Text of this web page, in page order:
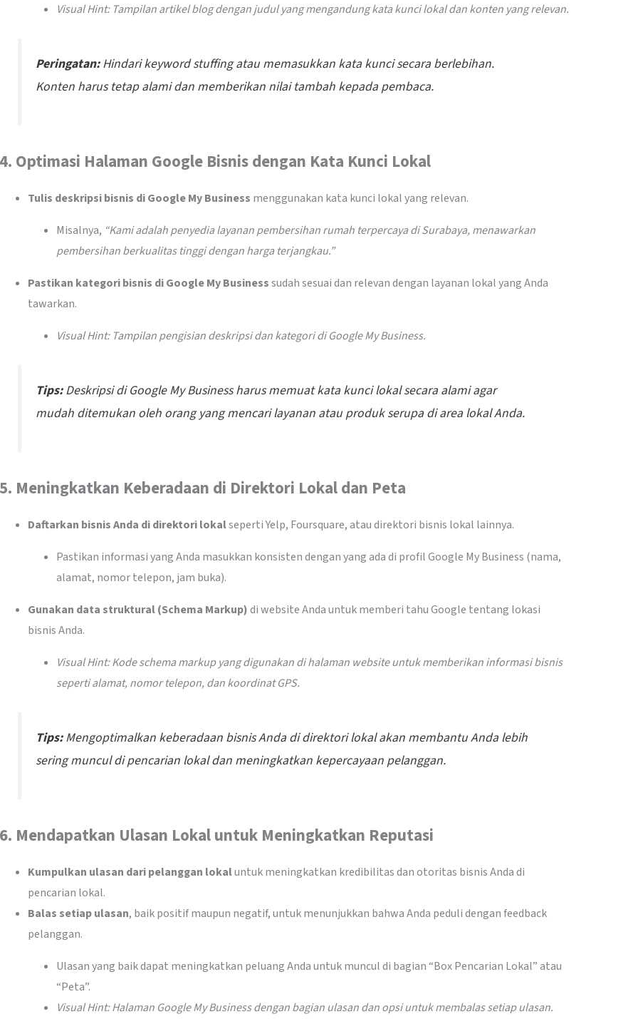
Visual Hint: Tampilan artikel blog dengan judul yang mengandung kata kunci lokal dan konten yang relevan.
Peringatan:Hindari keyword stuffing atau memasukkan kata kunci secara berlebihan.
Konten harus tetap alami dan memberikan nilai tambah kepada pembaca.
4. Optimasi Halaman Google Bisnis dengan Kata Kunci Lokal
Tulis deskripsi bisnis di Google My Business menggunakan kata kunci lokal yang relevan.
Misalnya, “Kami adalah penyedia layanan pembersihan rumah terpercaya di Surabaya, menawarkan
pembersihan berkualitas tinggi dengan harga terjangkau.”
Pastikan kategori bisnis di Google My Businesssudah sesuai dan relevan dengan layanan lokal yang Anda
tawarkan.
Visual Hint: Tampilan pengisian deskripsi dan kategori di Google My Business.
Tips:Deskripsi di Google My Business harus memuat kata kunci lokal secara alami agar
mudah ditemukan oleh orang yang mencari layanan atau produk serupa di area lokal Anda.
5. Meningkatkan Keberadaan di Direktori Lokal dan Peta
Daftarkan bisnis Anda di direktori lokalseperti Yelp, Foursquare, atau direktori bisnis lokal lainnya.
Pastikan informasi yang Anda masukkan konsisten dengan yang ada di profil Google My Business (nama,
alamat, nomor telepon, jam buka).
Gunakan data struktural (Schema Markup)di website Anda untuk memberi tahu Google tentang lokasi
bisnis Anda.
Visual Hint: Kode schema markup yang digunakan di halaman website untuk memberikan informasi bisnis
seperti alamat, nomor telepon, dan koordinat GPS.
Tips:Mengoptimalkan keberadaan bisnis Anda di direktori lokal akan membantu Anda lebih
sering muncul di pencarian lokal dan meningkatkan kepercayaan pelanggan.
6. Mendapatkan Ulasan Lokal untuk Meningkatkan Reputasi
Kumpulkan ulasan dari pelanggan lokaluntuk meningkatkan kredibilitas dan otoritas bisnis Anda di
pencarian lokal.
Balas setiap ulasan, baik positif maupun negatif, untuk menunjukkan bahwa Anda peduli dengan feedback
pelanggan.
Ulasan yang baik dapat meningkatkan peluang Anda untuk muncul di bagian “Box Pencarian Lokal” atau
“Peta”.
Visual Hint: Halaman Google My Business dengan bagian ulasan dan opsi untuk membalas setiap ulasan.